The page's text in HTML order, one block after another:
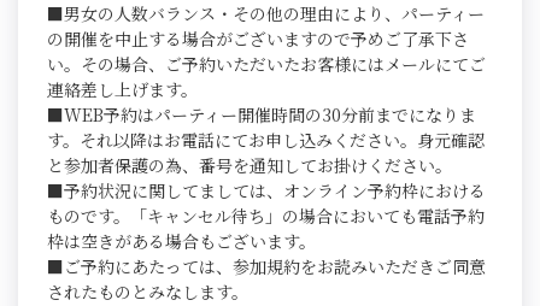
■男女の人数バランス・その他の理由により、パーティー
の開催を中止する場合がございますので予めご了承下さ
い。その場合、ご予約いただいたお客様にはメールにてご
連絡差し上げます。
■WEB予約はパーティー開催時間の30分前までになりま
す。それ以降はお電話にてお申し込みください。身元確認
と参加者保護の為、番号を通知してお掛けください。
■予約状況に関してましては、オンライン予約枠における
ものです。「キャンセル待ち」の場合においても電話予約
枠は空きがある場合もございます。
■ご予約にあたっては、参加規約をお読みいただきご同意
されたものとみなします。